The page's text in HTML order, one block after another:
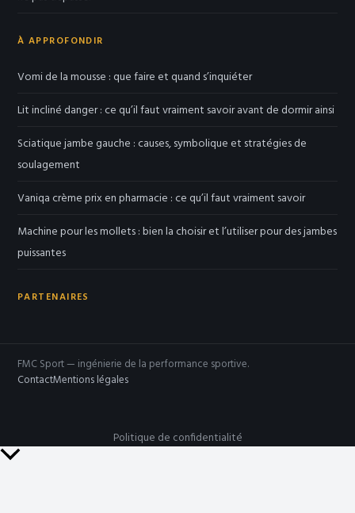
À APPROFONDIR
Vomi de la mousse : que faire et quand s’inquiéter
Lit incliné danger : ce qu’il faut vraiment savoir avant de dormir ainsi
Sciatique jambe gauche : causes, symbolique et stratégies de
soulagement
Vaniqa crème prix en pharmacie : ce qu’il faut vraiment savoir
Machine pour les mollets : bien la choisir et l’utiliser pour des jambes
puissantes
PARTENAIRES
FMC Sport — ingénierie de la performance sportive.
ContactMentions légales
Politique de confidentialité